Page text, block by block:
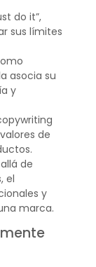
do it”,
sus límites
asocia su
y
de
de
el
y
marca.